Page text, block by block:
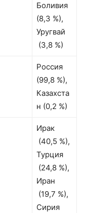
Боливия
(8,3 %),
Уругвай
(3,8 %)
Россия
(99,8 %),
Казахста
н (0,2 %)
Ирак
(40,5 %),
Турция
(24,8 %),
Иран
(19,7 %),
Сирия